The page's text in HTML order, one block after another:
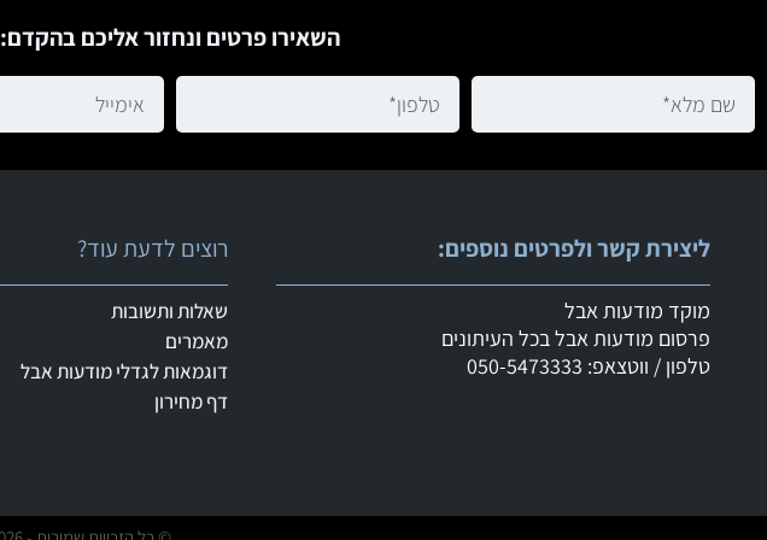
השאירו פרטים ונחזור אליכם בהקדם:
ליצירת קשר ולפרטים נוספים:
מוקד מודעות אבל
פרסום מודעות אבל בכל העיתונים
טלפון / ווטצאפ: 050-5473333
רוצים לדעת עוד?
שאלות ותשובות
מאמרים
דוגמאות לגדלי מודעות אבל
דף מחירון